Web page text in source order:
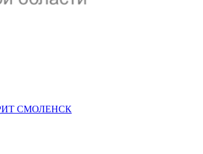
СМОЛЕНСК